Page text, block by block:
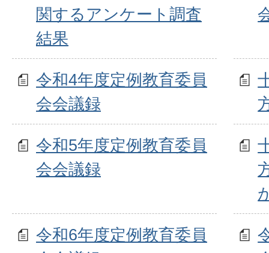
関するアンケート調査
結果
令和4年度定例教育委員
会会議録
令和5年度定例教育委員
会会議録
令和6年度定例教育委員